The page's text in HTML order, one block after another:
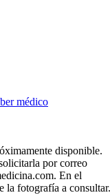
médico
disponible.
por correo
En el
la fotografía a consultar.